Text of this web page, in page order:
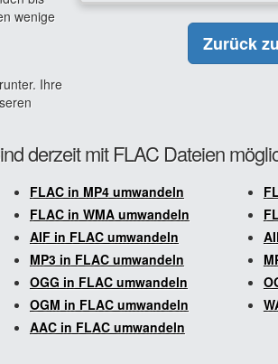
wenige
Ihre
Zurück
derzeit mit FLAC Dateien
FLAC in MP4 umwandeln
FLAC in WMA umwandeln
AIF in FLAC umwandeln
MP3 in FLAC umwandeln
OGG in FLAC umwandeln
OGM in FLAC umwandeln
AAC in FLAC umwandeln